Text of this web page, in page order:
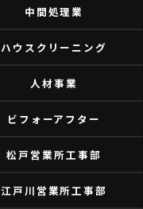
中間処理業
ハウスクリーニング
人材事業
ビフォーアフター
松戸営業所工事部
江戸川営業所工事部